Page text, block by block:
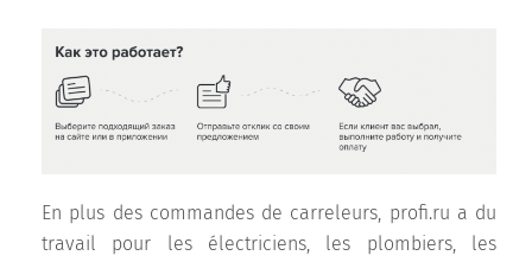
En plus des commandes de carreleurs, profi.ru a du
travail pour les électriciens, les plombiers, les